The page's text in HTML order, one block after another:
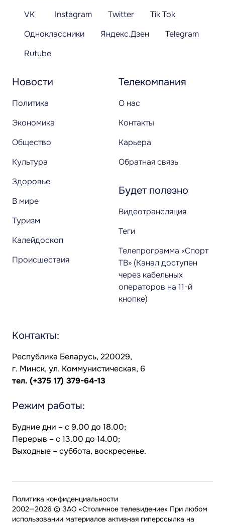
Новости
Политика
Экономика
Общество
Культура
Здоровье
В мире
Туризм
Калейдоскоп
Происшествия
Телекомпания
О нас
Контакты
Карьера
Обратная связь
Будет полезно
Видеотрансляция
Теги
Телепрограмма «Спорт
ТВ» (Канал доступен
через кабельных
операторов на 11-й
кнопке)
VK Instagram Twitter
Tik Tok
Одноклассники
Яндекс.Дзен
Telegram
Rutube
Контакты:
Республика Беларусь, 220029,
г. Минск, ул. Коммунистическая, 6
тел. (+375 17) 379-64-13
Режим работы:
Будние дни – с 9.00 до 18.00;
Перерыв – с 13.00 до 14.00;
Выходные – суббота, воскресенье.
2002—2026 © ЗАО «Столичное телевидение» При любом
использовании материалов активная гиперссылка на
Политика конфиденциальности